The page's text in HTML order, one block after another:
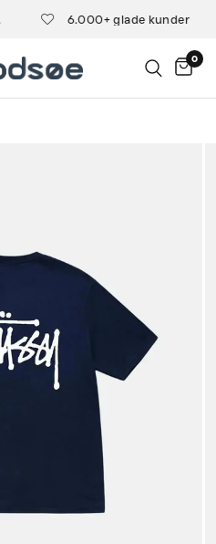
6.000+ glade kunder
0